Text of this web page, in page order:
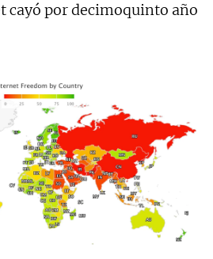
cayó por decimoquinto año